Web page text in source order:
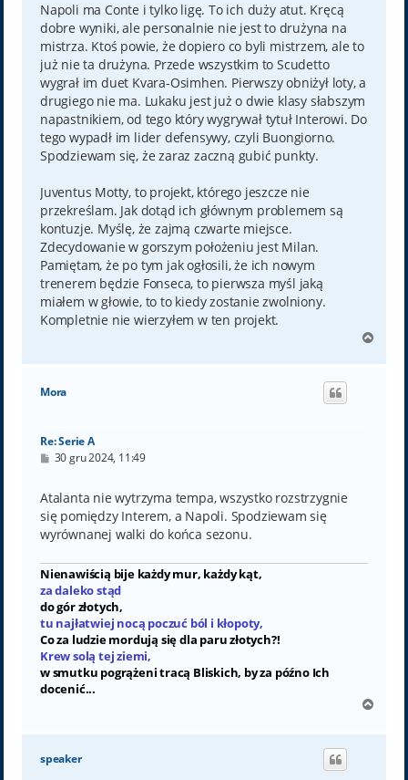
Napoli ma Conte i tylko ligę. To ich duży atut. Kręcą
dobre wyniki, ale personalnie nie jest to drużyna na
mistrza. Ktoś powie, że dopiero co byli mistrzem, ale to
już nie ta drużyna. Przede wszystkim to Scudetto
wygrał im duet Kvara-Osimhen. Pierwszy obniżył loty, a
drugiego nie ma. Lukaku jest już o dwie klasy słabszym
napastnikiem, od tego który wygrywał tytuł Interowi. Do
tego wypadł im lider defensywy, czyli Buongiorno.
Spodziewam się, że zaraz zaczną gubić punkty.
Juventus Motty, to projekt, którego jeszcze nie
przekreślam. Jak dotąd ich głównym problemem są
kontuzje. Myślę, że zajmą czwarte miejsce.
Zdecydowanie w gorszym położeniu jest Milan.
Pamiętam, że po tym jak ogłosili, że ich nowym
trenerem będzie Fonseca, to pierwsza myśl jaką
miałem w głowie, to to kiedy zostanie zwolniony.
Kompletnie nie wierzyłem w ten projekt.
g
Mora
Re: Serie A
P
t
30 gru 2024, 11:49
Atalanta nie wytrzyma tempa, wszystko rozstrzygnie
się pomiędzy Interem, a Napoli. Spodziewam się
wyrównanej walki do końca sezonu.
Nienawiścią bije każdy mur, każdy kąt,
za daleko stąd
do gór złotych,
tu najłatwiej nocą poczuć ból i kłopoty,
Co za ludzie mordują się dla paru złotych?!
Krew solą tej ziemi,
w smutku pogrążeni tracą Bliskich, by za późno Ich
docenić...
g
speaker